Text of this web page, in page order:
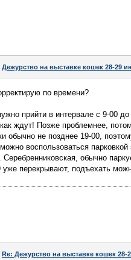
Дежурство на выставке кошек 28-29
по времени?
прийти в интервале с 9-00
ждут! Позже проблемнее,
обычно не позднее 19-00,
воспользоваться парковкой
обычно
уже перекрывают, подъехать
Re: Дежурство на выставке кошек 28-